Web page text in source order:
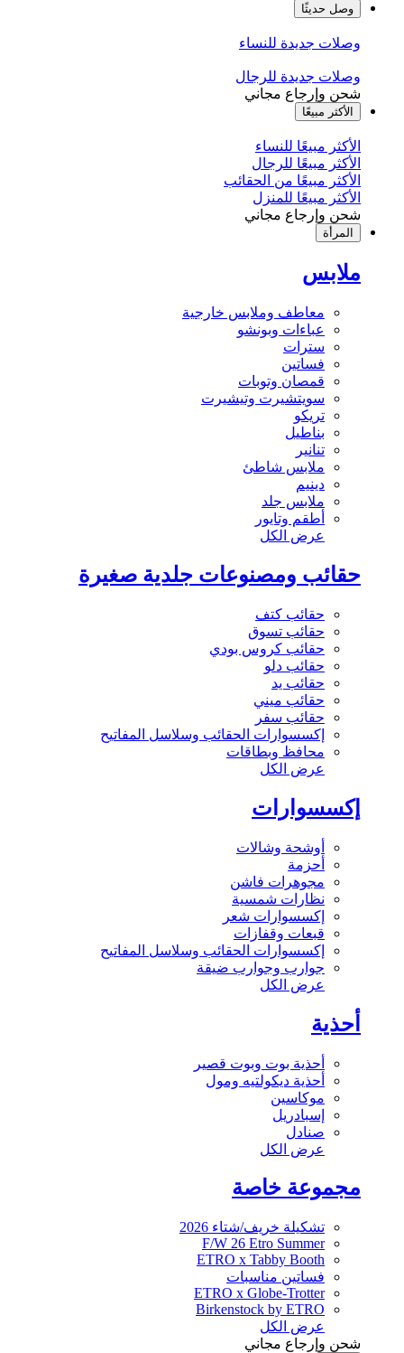
وصل حديثًا
وصلات جديدة للنساء
وصلات جديدة للرجال
شحن وإرجاع مجاني
الأكثر مبيعًا
الأكثر مبيعًا للنساء
الأكثر مبيعًا للرجال
الأكثر مبيعًا من الحقائب
الأكثر مبيعًا للمنزل
شحن وإرجاع مجاني
المرأة
ملابس
معاطف وملابس خارجية
عباءات وبونشو
سترات
فساتين
قمصان وتوبات
سويتشيرت وتيشيرت
تريكو
بناطيل
تنانير
ملابس شاطئ
دينيم
ملابس جلد
أطقم وتايور
عرض الكل
حقائب ومصنوعات جلدية صغيرة
حقائب كتف
حقائب تسوق
حقائب كروس بودي
حقائب دلو
حقائب يد
حقائب ميني
حقائب سفر
إكسسوارات الحقائب وسلاسل المفاتيح
محافظ وبطاقات
عرض الكل
إكسسوارات
أوشحة وشالات
أحزمة
مجوهرات فاشن
نظارات شمسية
إكسسوارات شعر
قبعات وقفازات
إكسسوارات الحقائب وسلاسل المفاتيح
جوارب وجوارب ضيقة
عرض الكل
أحذية
أحذية بوت وبوت قصير
أحذية ديكولتيه ومول
موكاسين
إسبادريل
صنادل
عرض الكل
مجموعة خاصة
تشكيلة خريف/شتاء 2026
F/W 26 Etro Summer
ETRO x Tabby Booth
فساتين مناسبات
ETRO x Globe-Trotter
Birkenstock by ETRO
عرض الكل
شحن وإرجاع مجاني